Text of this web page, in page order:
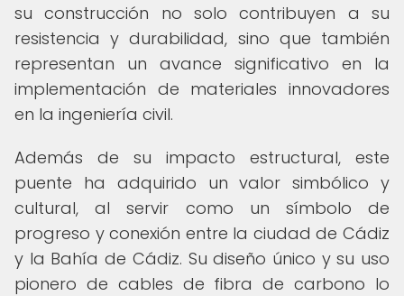
su construcción no solo contribuyen a su
resistencia y durabilidad, sino que también
representan un avance significativo en la
implementación de materiales innovadores
en la ingeniería civil.
Además de su impacto estructural, este
puente ha adquirido un valor simbólico y
cultural, al servir como un símbolo de
progreso y conexión entre la ciudad de Cádiz
y la Bahía de Cádiz. Su diseño único y su uso
pionero de cables de fibra de carbono lo